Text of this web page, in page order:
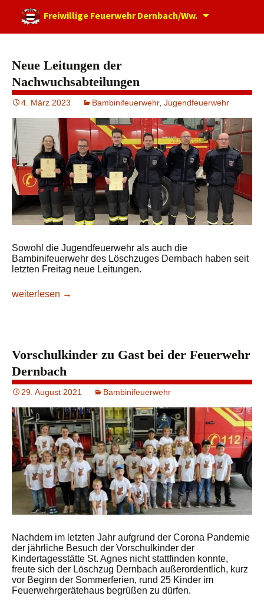
Freiwillige Feuerwehr Dernbach/Ww.
Neue Leitungen der
Nachwuchsabteilungen
4. März 2023 Bambinifeuerwehr, Jugendfeuerwehr
Sowohl die Jugendfeuerwehr als auch die
Bambinifeuerwehr des Löschzuges Dernbach haben seit
letzten Freitag neue Leitungen.
Neue Leitungen der Nachwuchsabteilungen
weiterlesen →
Vorschulkinder zu Gast bei der Feuerwehr
Dernbach
29. August 2021 Bambinifeuerwehr
Nachdem im letzten Jahr aufgrund der Corona Pandemie
der jährliche Besuch der Vorschulkinder der
Kindertagesstätte St. Agnes nicht stattfinden konnte,
freute sich der Löschzug Dernbach außerordentlich, kurz
vor Beginn der Sommerferien, rund 25 Kinder im
Feuerwehrgerätehaus begrüßen zu dürfen.